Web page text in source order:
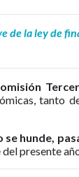
de la ley de
tanto
hunde,
presente